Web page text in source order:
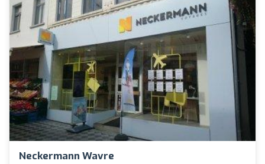
Neckermann Wavre